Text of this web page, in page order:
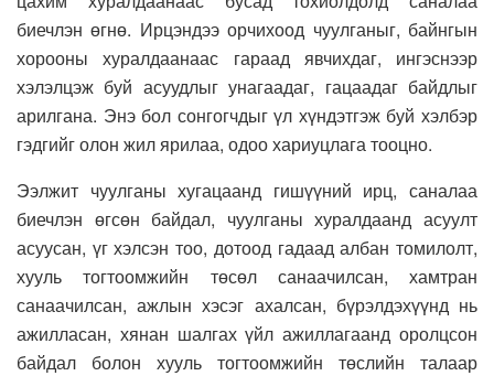
биечлэн өгнө. Ирцэндээ орчихоод чуулганыг, байнгын
хорооны хуралдаанаас гараад явчихдаг, ингэснээр
хэлэлцэж буй асуудлыг унагаадаг, гацаадаг байдлыг
арилгана. Энэ бол сонгогчдыг үл хүндэтгэж буй хэлбэр
гэдгийг олон жил ярилаа, одоо хариуцлага тооцно.
Ээлжит чуулганы хугацаанд гишүүний ирц, саналаа
биечлэн өгсөн байдал, чуулганы хуралдаанд асуулт
асуусан, үг хэлсэн тоо, дотоод гадаад албан томилолт,
хууль тогтоомжийн төсөл санаачилсан, хамтран
санаачилсан, ажлын хэсэг ахалсан, бүрэлдэхүүнд нь
ажилласан, хянан шалгах үйл ажиллагаанд оролцсон
байдал болон хууль тогтоомжийн төслийн талаар